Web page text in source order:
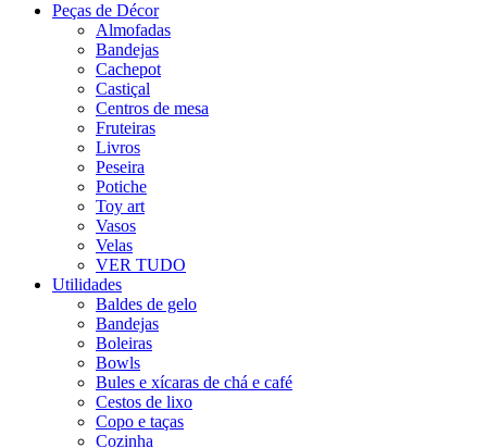
Peças de Décor
Almofadas
Bandejas
Cachepot
Castiçal
Centros de mesa
Fruteiras
Livros
Peseira
Potiche
Toy art
Vasos
Velas
VER TUDO
Utilidades
Baldes de gelo
Bandejas
Boleiras
Bowls
Bules e xícaras de chá e café
Cestos de lixo
Copo e taças
Cozinha